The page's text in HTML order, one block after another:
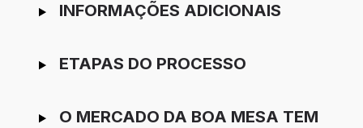
INFORMAÇÕES ADICIONAIS
ETAPAS DO PROCESSO
O MERCADO DA BOA MESA TEM